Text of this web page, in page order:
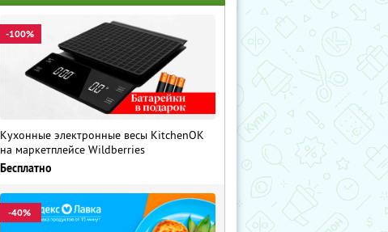
-100%
Кухонные электронные весы KitchenOK
на маркетплейсе Wildberries
Бесплатно
-40%